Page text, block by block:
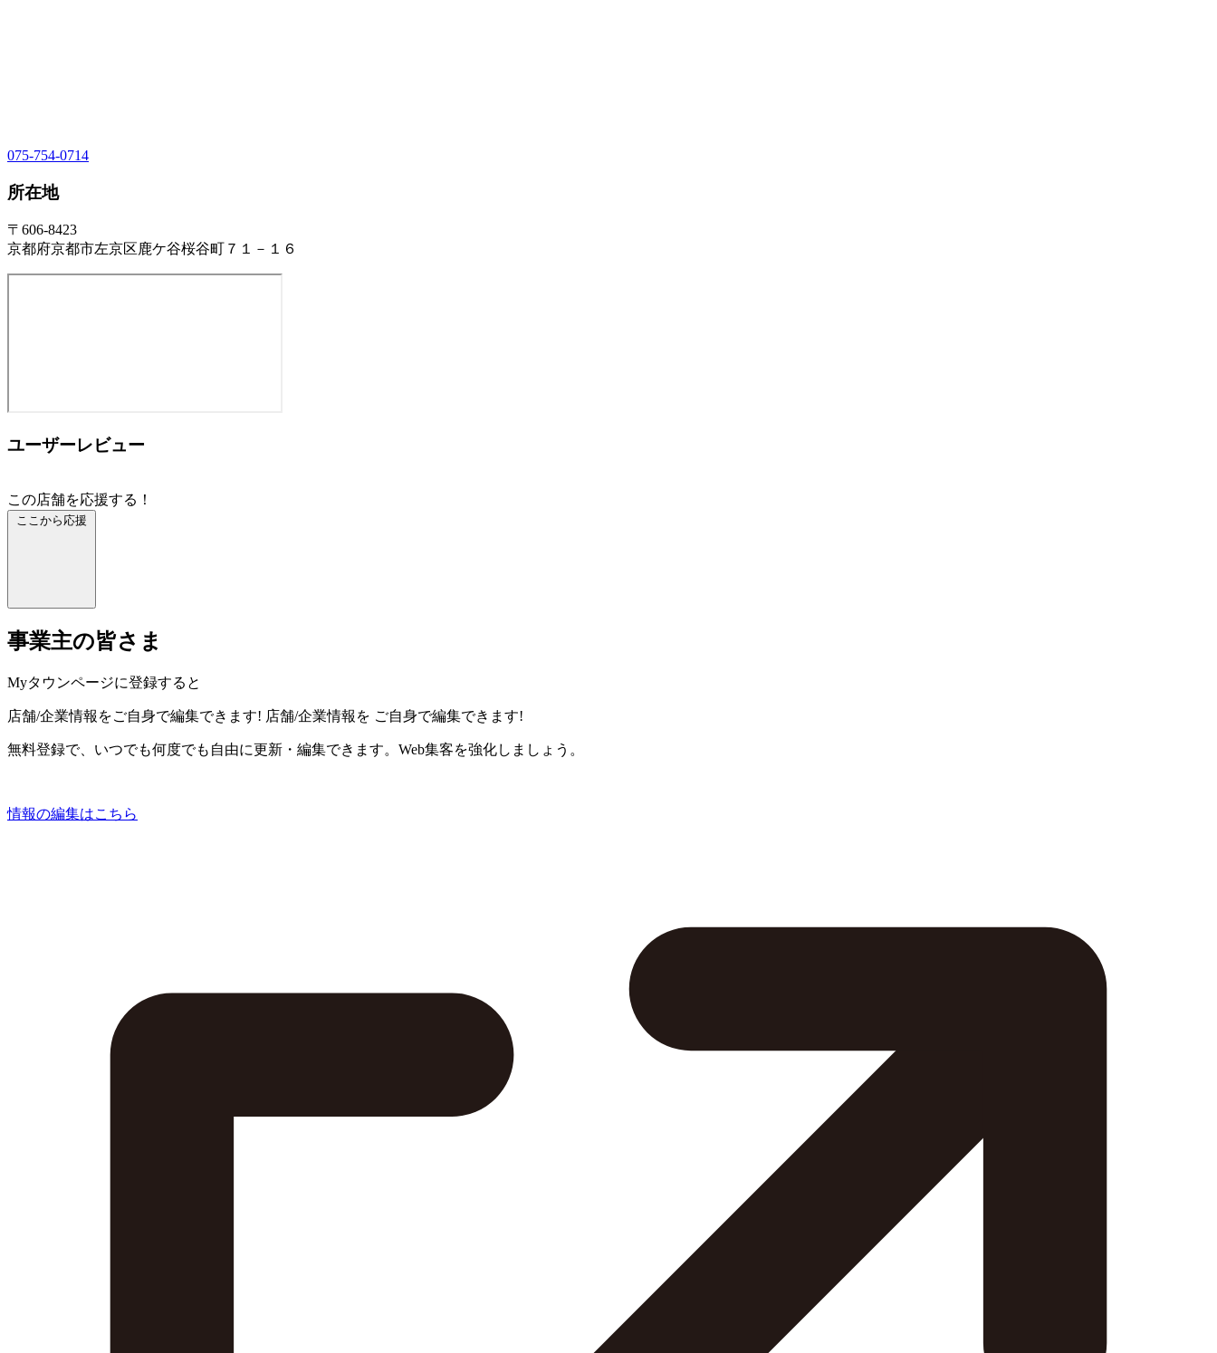
075-754-0714
所在地
〒606-8423
京都府京都市左京区鹿ケ谷桜谷町７１－１６
ユーザーレビュー
この店舗を応援する！
ここから応援
事業主の皆さま
Myタウンページに登録すると
店舗/企業情報をご自身で編集できます! 店舗/企業情報を ご自身で編集できます!
無料登録で、いつでも何度でも自由に更新・編集できます。Web集客を強化しましょう。
情報の編集はこちら